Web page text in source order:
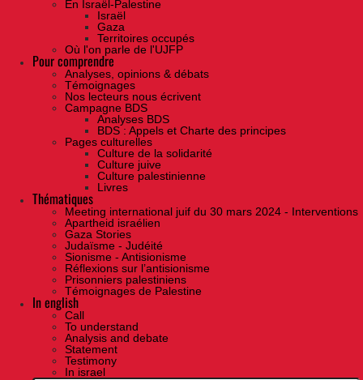
En Israël-Palestine
Israël
Gaza
Territoires occupés
Où l'on parle de l'UJFP
Pour comprendre
Analyses, opinions & débats
Témoignages
Nos lecteurs nous écrivent
Campagne BDS
Analyses BDS
BDS : Appels et Charte des principes
Pages culturelles
Culture de la solidarité
Culture juive
Culture palestinienne
Livres
Thématiques
Meeting international juif du 30 mars 2024 - Interventions
Apartheid israélien
Gaza Stories
Judaïsme - Judéité
Sionisme - Antisionisme
Réflexions sur l’antisionisme
Prisonniers palestiniens
Témoignages de Palestine
In english
Call
To understand
Analysis and debate
Statement
Testimony
In israel